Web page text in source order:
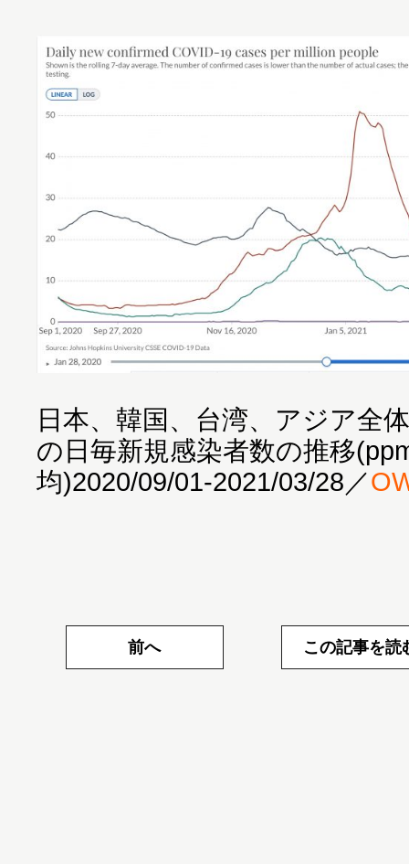
日本、韓国、台湾、アジア全
の日毎新規感染者数の推移
均)2020/09/01-2021/03/28／
前へ この記事を読